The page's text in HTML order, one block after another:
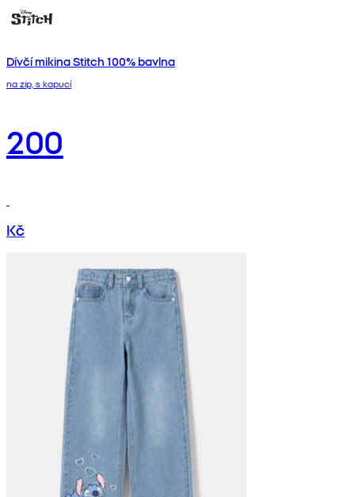
Dívčí mikina Stitch 100% bavlna
na zip, s kapucí
200
Kč